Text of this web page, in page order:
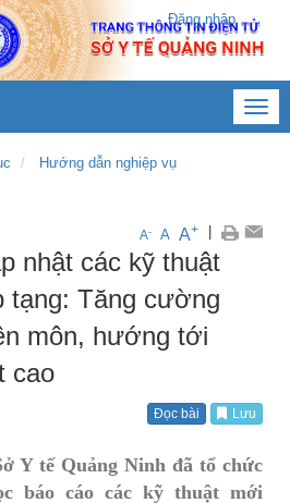
Đăng nhập
Hướng dẫn nghiệp vụ
A- A A+
nhật các kỹ thuật
tạng: Tăng cường
môn, hướng tới
cao
Đọc bài Lưu
Y tế Quảng Ninh đã tổ chức
báo cáo các kỹ thuật mới